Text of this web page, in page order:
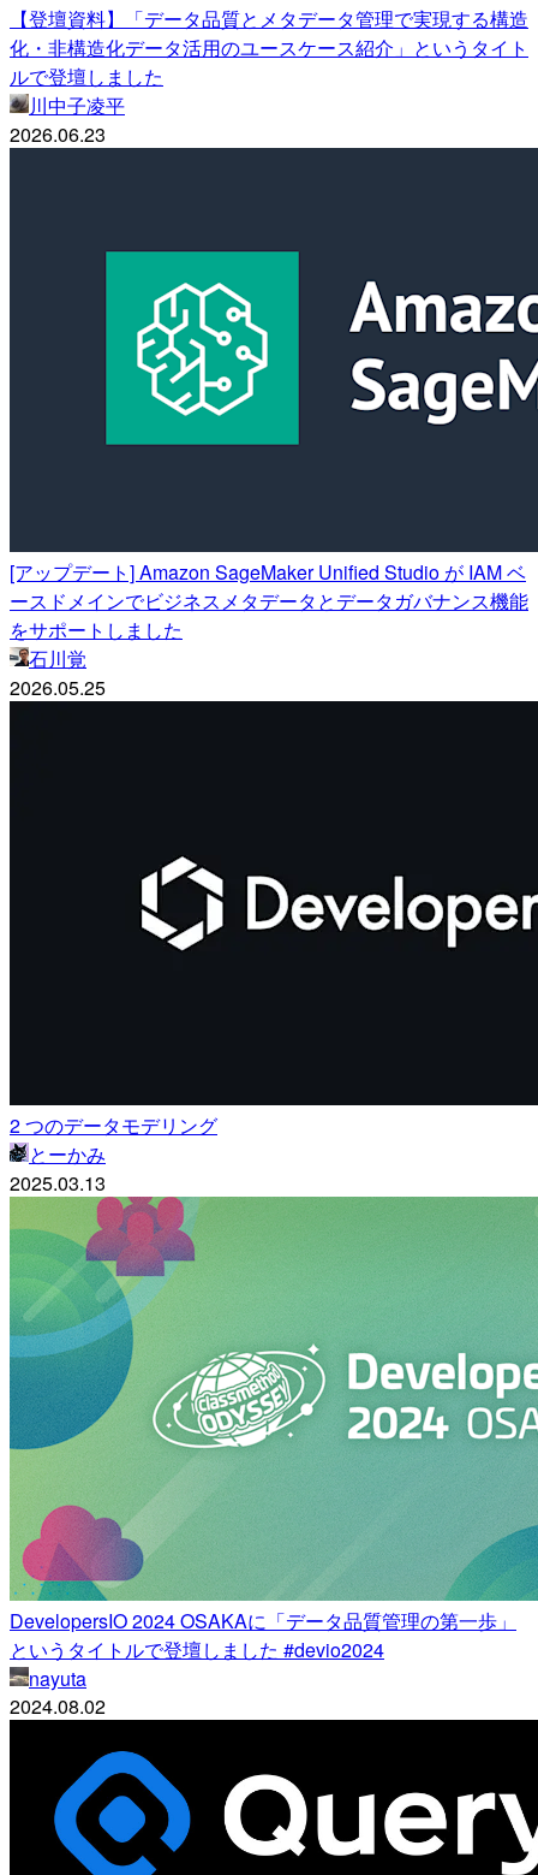
【登壇資料】「データ品質とメタデータ管理で実現する構造
化・非構造化データ活用のユースケース紹介」というタイト
ルで登壇しました
川中子凌平
2026.06.23
[アップデート] Amazon SageMaker Unified Studio が IAM ベ
ースドメインでビジネスメタデータとデータガバナンス機能
をサポートしました
石川覚
2026.05.25
2 つのデータモデリング
とーかみ
2025.03.13
DevelopersIO 2024 OSAKAに「データ品質管理の第一歩」
というタイトルで登壇しました #devio2024
nayuta
2024.08.02